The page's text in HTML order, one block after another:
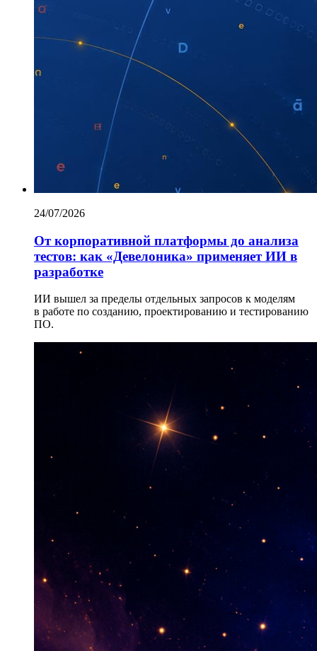
24/07/2026
От корпоративной платформы до анализа
тестов: как «Девелоника» применяет ИИ в
разработке
ИИ вышел за пределы отдельных запросов к моделям
в работе по созданию, проектированию и тестированию
ПО.